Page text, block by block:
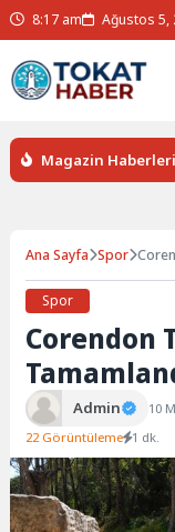
8:17 am Ağustos 5,
Magazin Haberleri
Yer Altının Gizemlerini
Ana Sayfa Spor
Spor
Corendon
Admin 10
22 Görüntüleme 1 dk.